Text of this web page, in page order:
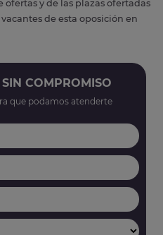
y de las plazas ofertadas
de esta oposición en
SIN COMPROMISO
que podamos atenderte